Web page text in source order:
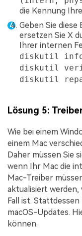
die Kennung
Geben Sie
ersetzen Sie X
Ihrer internen
diskutil
diskutil
diskutil
Lösung 5:
Wie bei einem
einem Mac
Daher müssen Sie
wenn Ihr Mac die
Mac-Treiber
aktualisiert werden,
Fall ist.
macOS-Updates.
können.